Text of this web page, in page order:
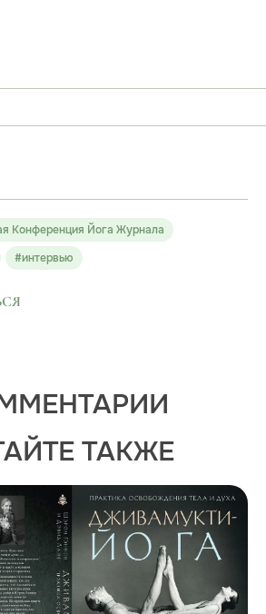
Конференция Йога Журнала
#интервью
ТАКЖЕ